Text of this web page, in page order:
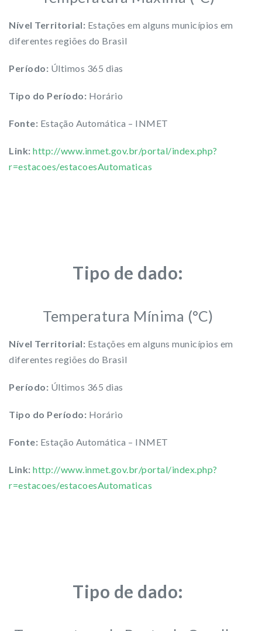
Nível Territorial: Estações em alguns municípios em
diferentes regiões do Brasil
Período: Últimos 365 dias
Tipo do Período: Horário
Fonte: Estação Automática – INMET
Link: http://www.inmet.gov.br/portal/index.php?
r=estacoes/estacoesAutomaticas
Tipo de dado:
Temperatura Mínima (°C)
Nível Territorial: Estações em alguns municípios em
diferentes regiões do Brasil
Período: Últimos 365 dias
Tipo do Período: Horário
Fonte: Estação Automática – INMET
Link: http://www.inmet.gov.br/portal/index.php?
r=estacoes/estacoesAutomaticas
Tipo de dado: